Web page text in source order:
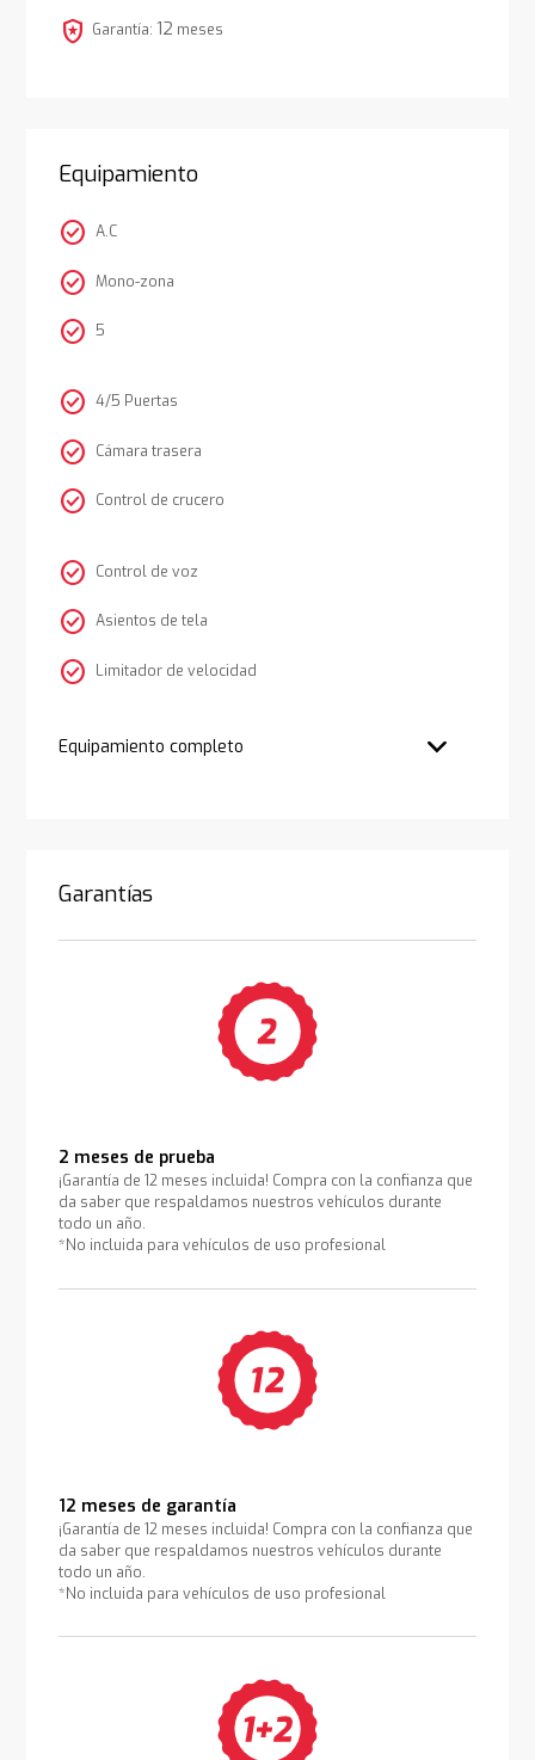
local_police Garantía: 12 meses
Equipamiento
check_circle A.C
check_circle Mono-zona
check_circle 5
check_circle 4/5 Puertas
check_circle Cámara trasera
check_circle Control de crucero
check_circle Control de voz
check_circle Asientos de tela
check_circle Limitador de velocidad
Equipamiento completo
Garantías
2 meses de prueba
¡Garantía de 12 meses incluida! Compra con la confianza que
da saber que respaldamos nuestros vehículos durante
todo un año.
*No incluida para vehículos de uso profesional
12 meses de garantía
¡Garantía de 12 meses incluida! Compra con la confianza que
da saber que respaldamos nuestros vehículos durante
todo un año.
*No incluida para vehículos de uso profesional